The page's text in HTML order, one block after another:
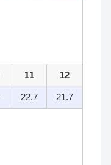
11 12
22.7 21.7